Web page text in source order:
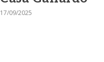
17/09/2025